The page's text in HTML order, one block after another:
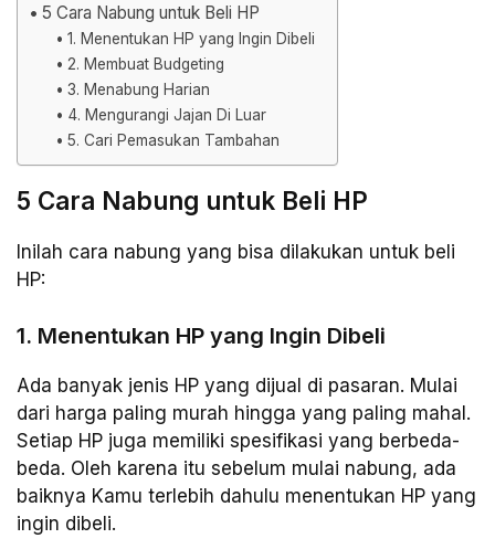
5 Cara Nabung untuk Beli HP
1. Menentukan HP yang Ingin Dibeli
2. Membuat Budgeting
3. Menabung Harian
4. Mengurangi Jajan Di Luar
5. Cari Pemasukan Tambahan
5 Cara Nabung untuk Beli HP
Inilah cara nabung yang bisa dilakukan untuk beli
HP:
1. Menentukan HP yang Ingin Dibeli
Ada banyak jenis HP yang dijual di pasaran. Mulai
dari harga paling murah hingga yang paling mahal.
Setiap HP juga memiliki spesifikasi yang berbeda-
beda. Oleh karena itu sebelum mulai nabung, ada
baiknya Kamu terlebih dahulu menentukan HP yang
ingin dibeli.